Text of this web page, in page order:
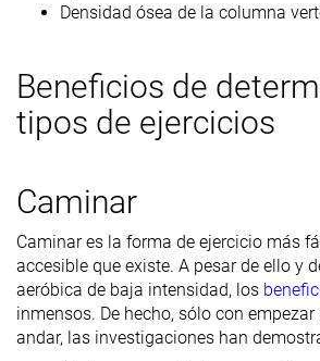
Densidad ósea de la columna
Beneficios de
tipos de ejercicios
Caminar
Caminar es la forma de ejercicio más
accesible que existe. A pesar de ello y
aeróbica de baja intensidad, los
inmensos. De hecho, sólo con
andar, las investigaciones han